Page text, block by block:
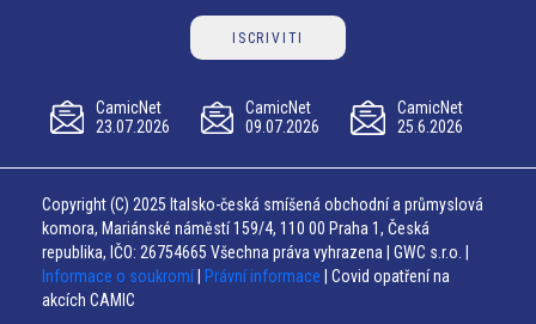
ISCRIVITI
CamicNet
23.07.2026
CamicNet
09.07.2026
CamicNet
25.6.2026
Copyright (C) 2025 Italsko-česká smíšená obchodní a průmyslová
komora, Mariánské náměstí 159/4, 110 00 Praha 1, Česká
republika, IČO: 26754665 Všechna práva vyhrazena | GWC s.r.o. |
Informace o soukromí
Právní informace | Covid opatření na
akcích CAMIC